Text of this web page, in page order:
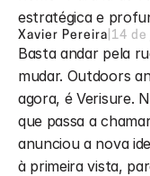
estratégica e
Xavier Pereira 14
Basta andar pela
mudar. Outdoors
agora, é Verisure.
que passa a
anunciou a nova
à primeira vista,